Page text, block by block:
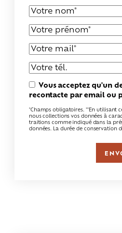
Vous acceptez qu'un
recontacte par email ou
*Champs obligatoires. **En utilisant
nous collections vos données à
traitions comme indiqué dans la
données. La durée de conservation